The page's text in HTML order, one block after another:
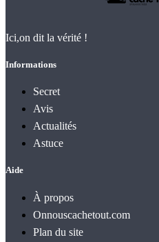
Ici,on dit la vérité !
Informations
Secret
Avis
Actualités
Astuce
Aide
À propos
Onnouscachetout.com
Plan du site